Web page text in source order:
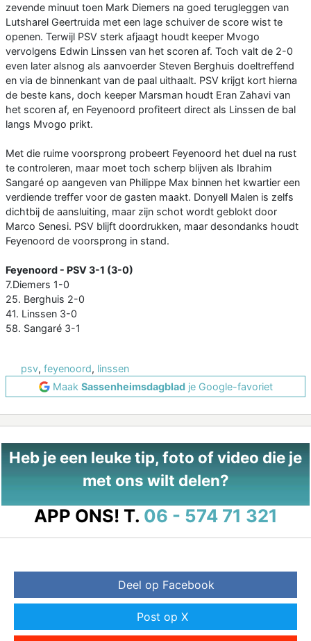
zevende minuut toen Mark Diemers na goed terugleggen van
Lutsharel Geertruida met een lage schuiver de score wist te
openen. Terwijl PSV sterk afjaagt houdt keeper Mvogo
vervolgens Edwin Linssen van het scoren af. Toch valt de 2-0
even later alsnog als aanvoerder Steven Berghuis doeltreffend
en via de binnenkant van de paal uithaalt. PSV krijgt kort hierna
de beste kans, doch keeper Marsman houdt Eran Zahavi van
het scoren af, en Feyenoord profiteert direct als Linssen de bal
langs Mvogo prikt.
Met die ruime voorsprong probeert Feyenoord het duel na rust
te controleren, maar moet toch scherp blijven als Ibrahim
Sangaré op aangeven van Philippe Max binnen het kwartier een
verdiende treffer voor de gasten maakt. Donyell Malen is zelfs
dichtbij de aansluiting, maar zijn schot wordt geblokt door
Marco Senesi. PSV blijft doordrukken, maar desondanks houdt
Feyenoord de voorsprong in stand.
Feyenoord - PSV 3-1 (3-0)
7.Diemers 1-0
25. Berghuis 2-0
41. Linssen 3-0
58. Sangaré 3-1
psv, feyenoord, linssen
Maak Sassenheimsdagbladje Google-favoriet
Heb je een leuke tip, foto of video die je
met ons wilt delen?
APP ONS! T. 06 - 574 71 321
Deel op Facebook
Post op X